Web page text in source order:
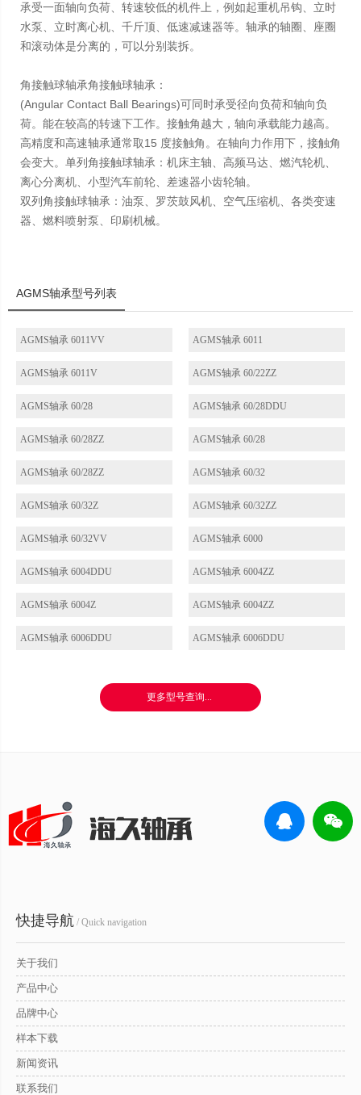
承受一面轴向负荷、转速较低的机件上，例如起重机吊钩、立时
水泵、立时离心机、千斤顶、低速减速器等。轴承的轴圈、座圈
和滚动体是分离的，可以分别装拆。
角接触球轴承角接触球轴承：
(Angular Contact Ball Bearings)可同时承受径向负荷和轴向负
荷。能在较高的转速下工作。接触角越大，轴向承载能力越高。
高精度和高速轴承通常取15 度接触角。在轴向力作用下，接触角
会变大。单列角接触球轴承：机床主轴、高频马达、燃汽轮机、
离心分离机、小型汽车前轮、差速器小齿轮轴。
双列角接触球轴承：油泵、罗茨鼓风机、空气压缩机、各类变速
器、燃料喷射泵、印刷机械。
AGMS轴承型号列表
AGMS轴承 6011VV AGMS轴承 6011
AGMS轴承 6011V AGMS轴承 60/22ZZ
AGMS轴承 60/28 AGMS轴承 60/28DDU
AGMS轴承 60/28ZZ AGMS轴承 60/28
AGMS轴承 60/28ZZ AGMS轴承 60/32
AGMS轴承 60/32Z AGMS轴承 60/32ZZ
AGMS轴承 60/32VV AGMS轴承 6000
AGMS轴承 6004DDU AGMS轴承 6004ZZ
AGMS轴承 6004Z AGMS轴承 6004ZZ
AGMS轴承 6006DDU AGMS轴承 6006DDU
更多型号查询...
快捷导航 / Quick navigation
关于我们
产品中心
品牌中心
样本下载
新闻资讯
联系我们